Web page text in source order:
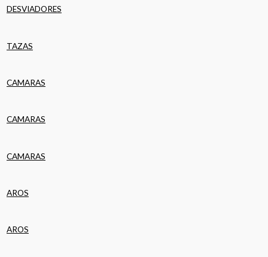
DESVIADORES
TAZAS
CAMARAS
CAMARAS
CAMARAS
AROS
AROS